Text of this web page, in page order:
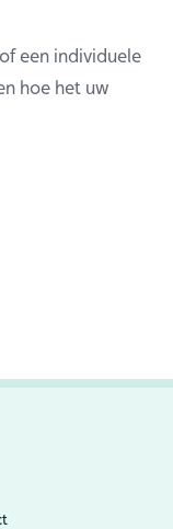
een individuele
hoe het uw